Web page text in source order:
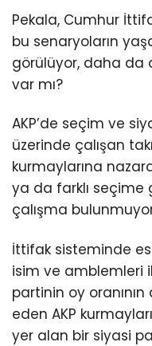
Pekala, Cumhur
bu senaryoların
görülüyor, daha da
var mı?
AKP’de seçim ve
üzerinde çalışan
kurmaylarına
ya da farklı seçime
çalışma
İttifak sisteminde
isim ve amblemleri
partinin oy
eden AKP
yer alan bir siyasi